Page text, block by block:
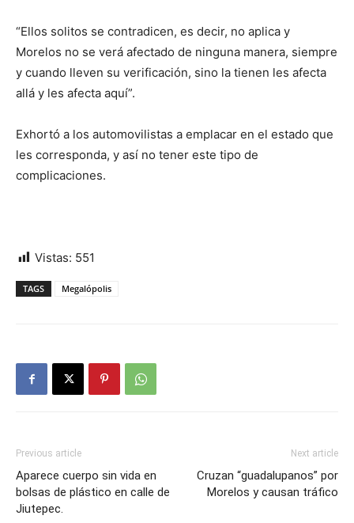
“Ellos solitos se contradicen, es decir, no aplica y
Morelos no se verá afectado de ninguna manera, siempre
y cuando lleven su verificación, sino la tienen les afecta
allá y les afecta aquí”.
Exhortó a los automovilistas a emplacar en el estado que
les corresponda, y así no tener este tipo de
complicaciones.
Vistas: 551
TAGS Megalópolis
Previous article
Aparece cuerpo sin vida en
bolsas de plástico en calle de
Jiutepec.
Next article
Cruzan “guadalupanos” por
Morelos y causan tráfico